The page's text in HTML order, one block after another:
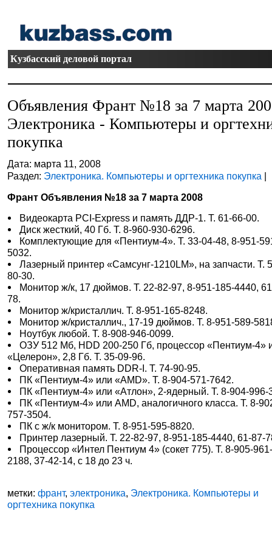
Кузбасский деловой портал
Объявления Франт №18 за 7 марта
Электроника - Компьютеры и
покупка
Дата: марта 11, 2008
Раздел: Электроника. Компьютеры и оргтехника покупка |
Франт Объявления №18 за 7 марта 2008
Видеокарта PCI-Express и память ДДР-1. Т. 61-66-00.
Диск жесткий, 40 Гб. Т. 8-960-930-6296.
Комплектующие для «Пентиум-4». Т. 33-04-48, 8-951-
5032.
Лазерный принтер «Самсунг-1210LM», на запчасти. Т.
80-30.
Монитор ж/к, 17 дюймов. Т. 22-82-97, 8-951-185-4440,
78.
Монитор ж/кристаллич. Т. 8-951-165-8248.
Монитор ж/кристаллич., 17-19 дюймов. Т. 8-951-589-
Ноутбук любой. Т. 8-908-946-0099.
ОЗУ 512 Мб, HDD 200-250 Гб, процессор «Пентиум-4»
«Целерон», 2,8 Гб. Т. 35-09-96.
Оперативная память DDR-I. Т. 74-90-95.
ПК «Пентиум-4» или «AMD». Т. 8-904-571-7642.
ПК «Пентиум-4» или «Атлон», 2-ядерный. Т. 8-904-996-
ПК «Пентиум-4» или AMD, аналогичного класса. Т. 8-
757-3504.
ПК с ж/к монитором. Т. 8-951-595-8820.
Принтер лазерный. Т. 22-82-97, 8-951-185-4440, 61-87-
Процессор «Интел Пентиум 4» (сокет 775). Т. 8-905-
2188, 37-42-14, с 18 до 23 ч.
метки:франт,электроника, Электроника. Компьютеры и
оргтехника покупка